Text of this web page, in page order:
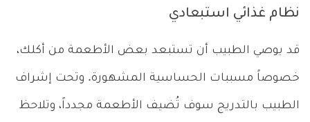
نظام غذائي استبعادي
قد يوصي الطبيب أن تستبعد بعض الأطعمة من أكلك،
خصوصاً مسببات الحساسية المشهورة. وتحت إشراف
الطبيب بالتدريج سوف تُضيف الأطعمة مجدداً، وتلاحظ